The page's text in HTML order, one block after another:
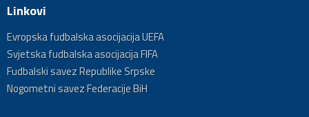
Linkovi
Evropska fudbalska asocijacija UEFA
Svjetska fudbalska asocijacija FIFA
Fudbalski savez Republike Srpske
Nogometni savez Federacije BiH